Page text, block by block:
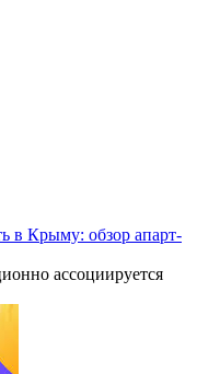
в Крыму: обзор апарт-
ассоциируется